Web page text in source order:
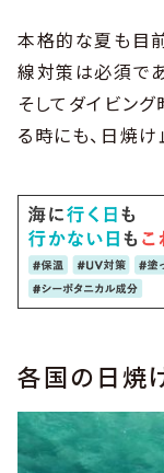
本格的な夏も目
線対策は必須であ
そしてダイビン
る時にも、日焼
各国の日焼